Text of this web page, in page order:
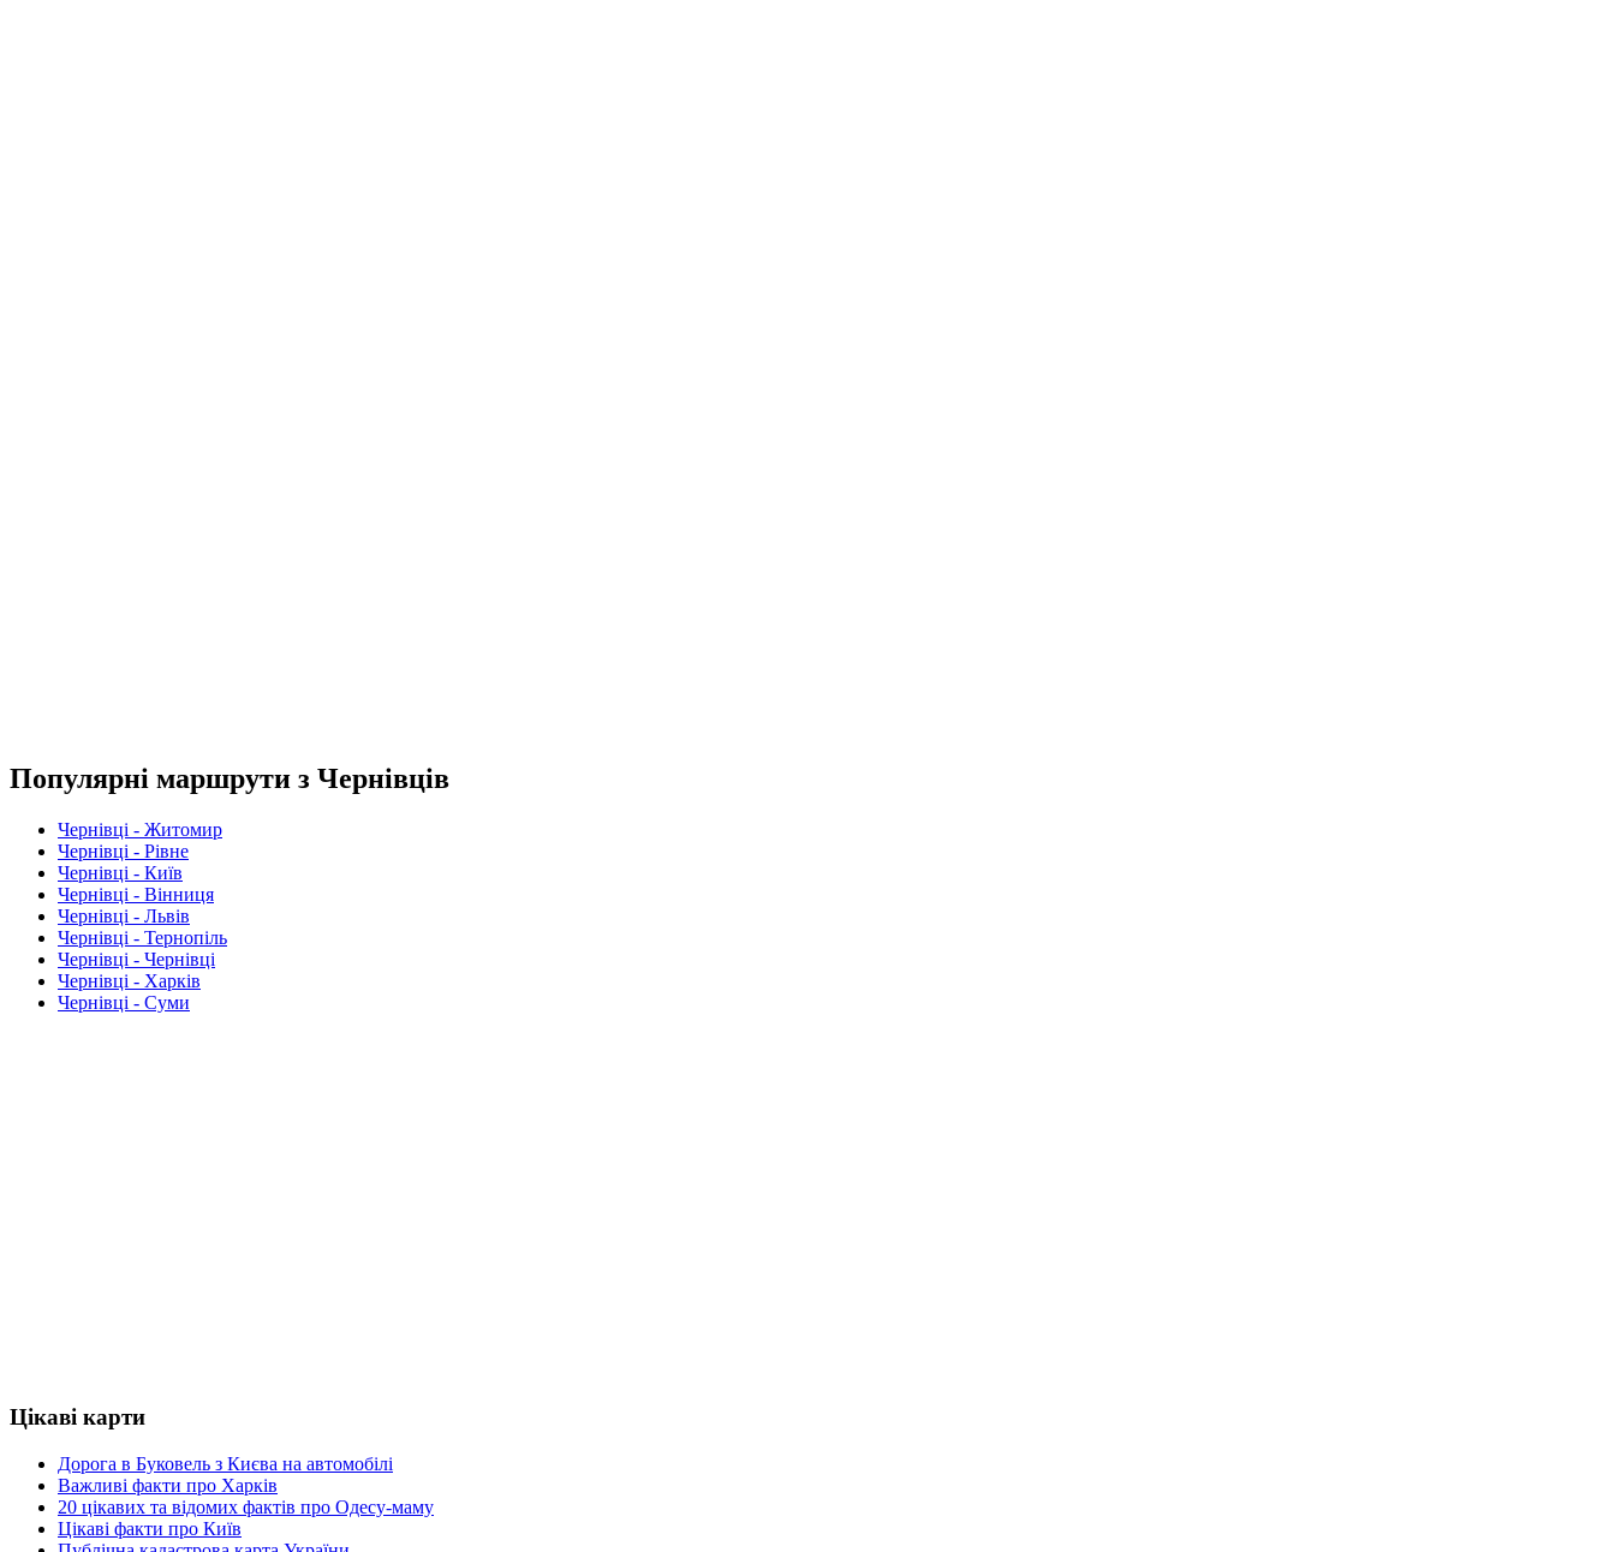
Популярні маршрути з Чернівців
Чернівці - Житомир
Чернівці - Рівне
Чернівці - Київ
Чернівці - Вінниця
Чернівці - Львів
Чернівці - Тернопіль
Чернівці - Чернівці
Чернівці - Харків
Чернівці - Суми
Цікаві карти
Дорога в Буковель з Києва на автомобілі
Важливі факти про Харків
20 цікавих та відомих фактів про Одесу-маму
Цікаві факти про Київ